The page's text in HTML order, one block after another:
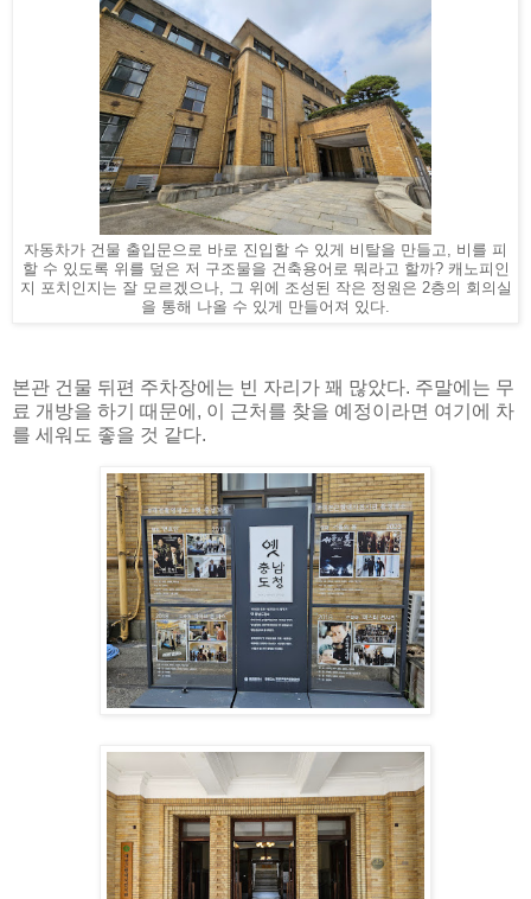
자동차가 건물 출입문으로 바로 진입할 수 있게 비탈을 만들고, 비를 피
할 수 있도록 위를 덮은 저 구조물을 건축용어로 뭐라고 할까? 캐노피인
지 포치인지는 잘 모르겠으나, 그 위에 조성된 작은 정원은 2층의 회의실
을 통해 나올 수 있게 만들어져 있다.
본관 건물 뒤편 주차장에는 빈 자리가 꽤 많았다. 주말에는 무
료 개방을 하기 때문에, 이 근처를 찾을 예정이라면 여기에 차
를 세워도 좋을 것 같다.